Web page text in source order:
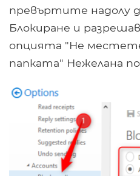
превъртите надолу
Блокиране и
опцията "Не
папката" Нежелана